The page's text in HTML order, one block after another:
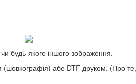
будь-якого іншого зображення.
або DTF друком. (Про